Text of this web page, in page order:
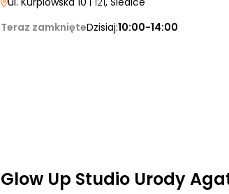
Teraz zamknięteDzisiaj:10:00-14:00
Glow Up Studio Urody